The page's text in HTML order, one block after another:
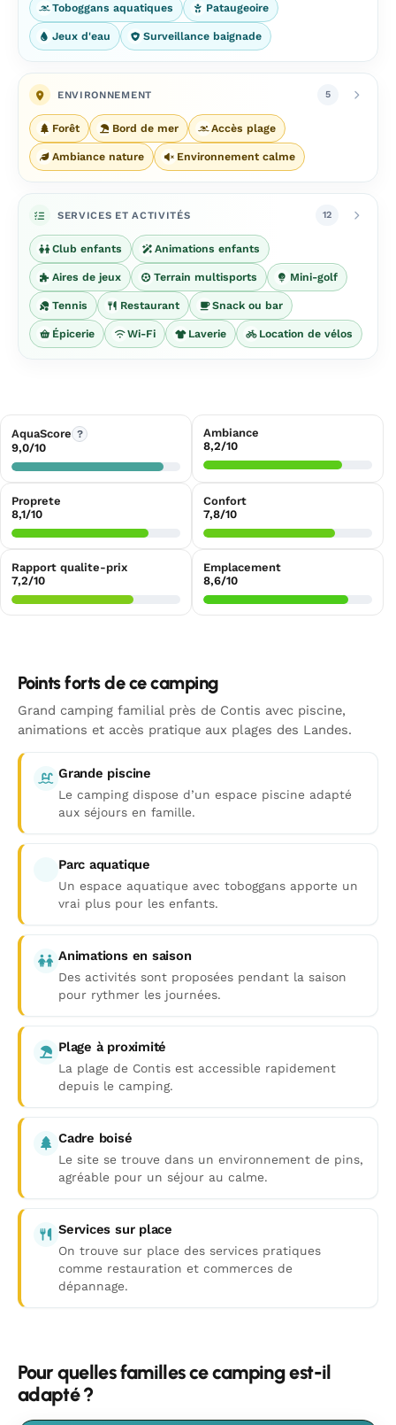
Toboggans aquatiques Pataugeoire
Jeux d'eau Surveillance baignade
ENVIRONNEMENT 5
Forêt Bord de mer Accès plage
Ambiance nature Environnement calme
SERVICES ET ACTIVITÉS 12
Club enfants Animations enfants
Aires de jeux Terrain multisports Mini-golf
Tennis Restaurant Snack ou bar
Épicerie Wi-Fi Laverie Location de vélos
AquaScore ?
9,0/10
Ambiance
8,2/10
Proprete
8,1/10
Confort
7,8/10
Rapport qualite-prix
7,2/10
Emplacement
8,6/10
Points forts de ce camping
Grand camping familial près de Contis avec piscine,
animations et accès pratique aux plages des Landes.
Grande piscine
Le camping dispose d’un espace piscine adapté
aux séjours en famille.
Parc aquatique
Un espace aquatique avec toboggans apporte un
vrai plus pour les enfants.
Animations en saison
Des activités sont proposées pendant la saison
pour rythmer les journées.
Plage à proximité
La plage de Contis est accessible rapidement
depuis le camping.
Cadre boisé
Le site se trouve dans un environnement de pins,
agréable pour un séjour au calme.
Services sur place
On trouve sur place des services pratiques
comme restauration et commerces de
dépannage.
Pour quelles familles ce camping est-il
adapté ?